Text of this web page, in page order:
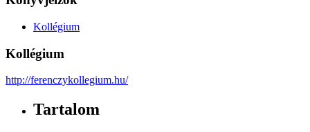
Kollégium
Kollégium
http://ferenczykollegium.hu/
Tartalom